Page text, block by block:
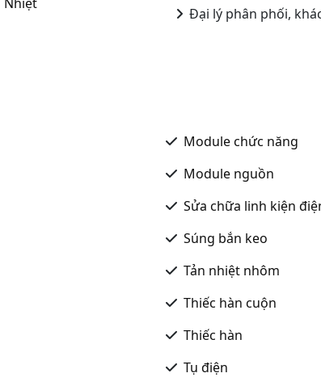
Đại lý phân phối,
Module chức năng
Module nguồn
Sửa chữa linh kiện
Súng bắn keo
Tản nhiệt nhôm
Thiếc hàn cuộn
Thiếc hàn
Tụ điện